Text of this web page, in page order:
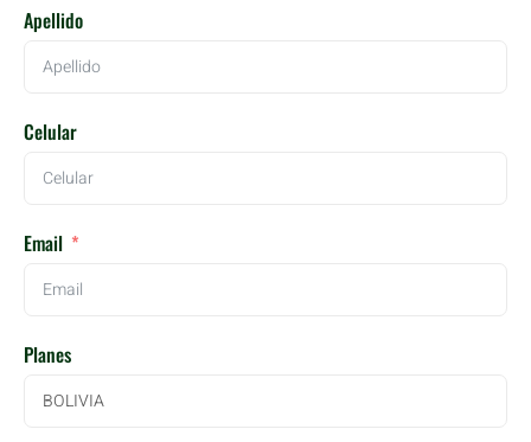
Apellido
Celular
Email
Planes